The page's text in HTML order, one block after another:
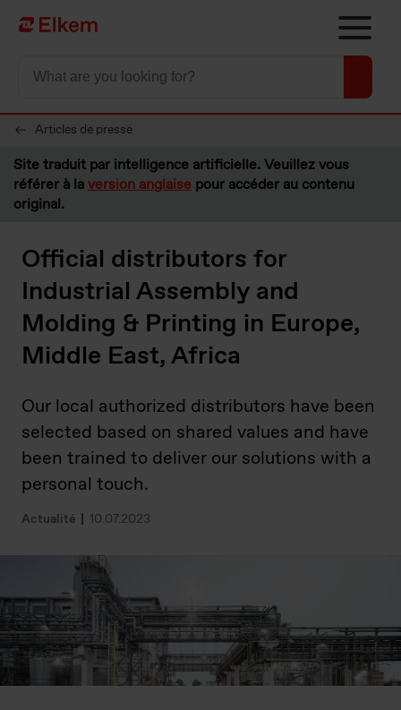
Skip to main content
Vers la page d'accueil
Articles de presse
Site traduit par intelligence artificielle. Veuillez vous
référer à laversion anglaise pour accéder au contenu
original.
Official distributors for
Industrial Assembly and
Molding & Printing in Europe,
Middle East, Africa
Our local authorized distributors have been
selected based on shared values and have
been trained to deliver our solutions with a
personal touch.
Actualité 10.07.2023